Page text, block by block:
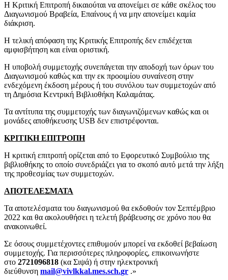
Η Κριτική Επιτροπή δικαιούται να απονείμει σε κάθε σκέλος του
Διαγωνισμού Βραβεία, Επαίνους ή να μην απονείμει καμία
διάκριση.
Η τελική απόφαση της Κριτικής Επιτροπής δεν επιδέχεται
αμφισβήτηση και είναι οριστική.
Η υποβολή συμμετοχής συνεπάγεται την αποδοχή των όρων του
Διαγωνισμού καθώς και την εκ προοιμίου συναίνεση στην
ενδεχόμενη έκδοση μέρους ή του συνόλου των συμμετοχών από
τη Δημόσια Κεντρική Βιβλιοθήκη Καλαμάτας.
Τα αντίτυπα της συμμετοχής των διαγωνιζόμενων καθώς και οι
μονάδες αποθήκευσης USB δεν επιστρέφονται.
ΚΡΙΤΙΚΗ ΕΠΙΤΡΟΠΗ
Η κριτική επιτροπή ορίζεται από το Εφορευτικό Συμβούλιο της
βιβλιοθήκης το οποίο συνεδριάζει για το σκοπό αυτό μετά την λήξη
της προθεσμίας των συμμετοχών.
ΑΠΟΤΕΛΕΣΜΑΤΑ
Τα αποτελέσματα του διαγωνισμού θα εκδοθούν τον Σεπτέμβριο
2022 και θα ακολουθήσει η τελετή βράβευσης σε χρόνο που θα
ανακοινωθεί.
Σε όσους συμμετέχοντες επιθυμούν μπορεί να εκδοθεί βεβαίωση
συμμετοχής. Για περισσότερες πληροφορίες, επικοινωνήστε
στο 2721096818 (κα Σιψά) ή στην ηλεκτρονική
διεύθυνση mail@vivlkkal.mes.sch.gr .»